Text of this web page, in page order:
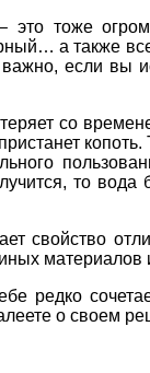
это тоже
а также
если вы
со
то вода
свойство
материалов
редко
о своем